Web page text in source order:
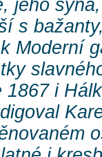
jeho
s
Moderní
1867 i